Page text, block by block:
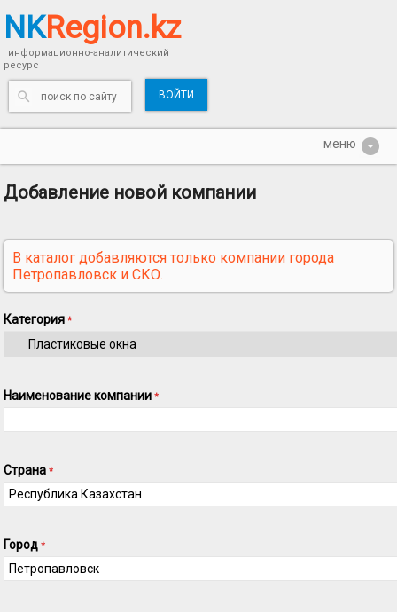
NKRegion.kz
информационно-аналитический
ресурс
ВОЙТИ
Добавление новой компании
В каталог добавляются только компании города
Петропавловск и СКО.
Категория*
Наименование компании*
Страна*
Город*